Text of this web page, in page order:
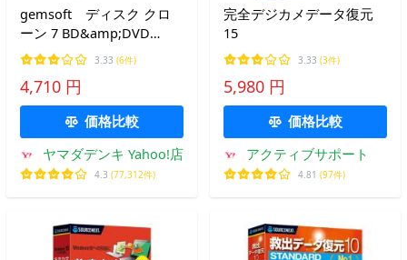
gemsoft ディスク クロ
ーン 7 BD&amp;DVD
「BDをBD・DVDに、DVD
をDVDにクローン」 GS-
0006
3.33 (6件)
4,710 円
価格比較
ヤマダデンキ Yahoo!店
4.3 (77,312件)
完全デジカメデータ復元
15
3.33 (3件)
5,980 円
価格比較
アクティブサポート
4.81 (97件)